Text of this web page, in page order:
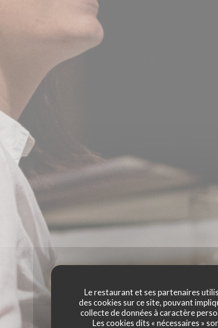
Le restaurant et ses partenaires
des cookies sur ce site, pouvant
collecte de données à caractère
Les cookies dits « nécessaires »